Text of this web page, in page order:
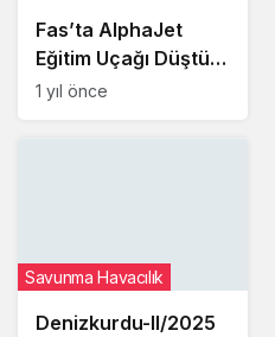
Fas’ta AlphaJet
Eğitim Uçağı Düştü:
İki Asker Hayatını
1 yıl önce
Denizkurdu-II/2025
Savunma Havacılık